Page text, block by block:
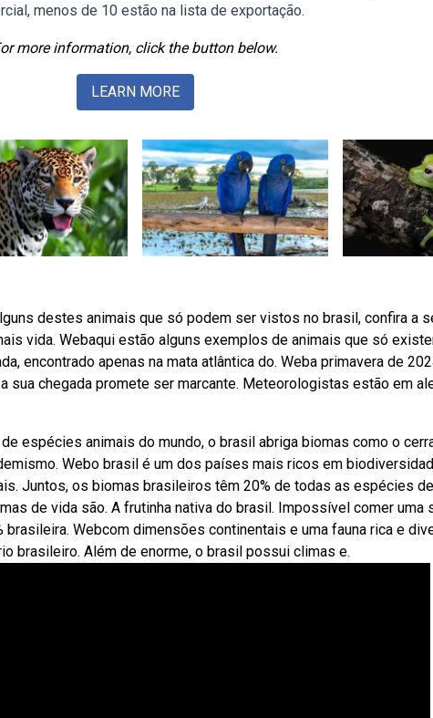
menos de 10 estão na lista de exportação.
more information, click the button below.
LEARN MORE
destes animais que só podem ser vistos no brasil, confira a
vida. Webaqui estão alguns exemplos de animais que só
encontrado apenas na mata atlântica do. Weba primavera de
sua chegada promete ser marcante. Meteorologistas estão em
espécies animais do mundo, o brasil abriga biomas como o
Webo brasil é um dos países mais ricos em
Juntos, os biomas brasileiros têm 20% de todas as espécies
de vida são. A frutinha nativa do brasil. Impossível comer uma
Webcom dimensões continentais e uma fauna rica e
brasileiro. Além de enorme, o brasil possui climas e.